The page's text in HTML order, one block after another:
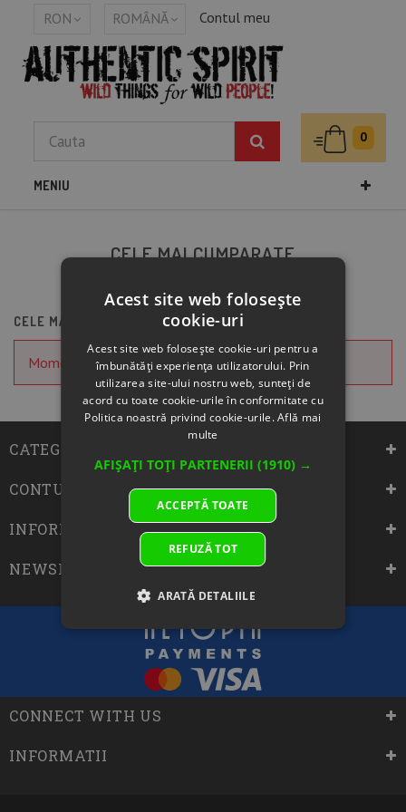
Contul meu
ROMÂNĂ
RON
0
MENIU
CELE MAI CUMPARATE
CELE MAI CUMPARATE
Momentan, nu exista produse in aceasta lista.
CATEGORII
CONTUL MEU
INFORMATII DESPRE MAGAZIN
NEWSLETTER-UL AUTHENTIC
CONNECT WITH US
INFORMATII
Acest site web folosește
cookie-uri
Acest site web folosește cookie-uri pentru a
îmbunătăți experiența utilizatorului. Prin
utilizarea site-ului nostru web, sunteți de
acord cu toate cookie-urile în conformitate cu
Politica noastră privind cookie-urile.Află mai
multe
AFIȘAȚI TOȚI PARTENERII (1910) →
ACCEPTĂ TOATE
REFUZĂ TOT
ARATĂ DETALIILE